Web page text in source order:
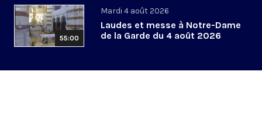
55:00
Mardi 4 août 2026
Laudes et messe à Notre-Dame
de la Garde du 4 août 2026